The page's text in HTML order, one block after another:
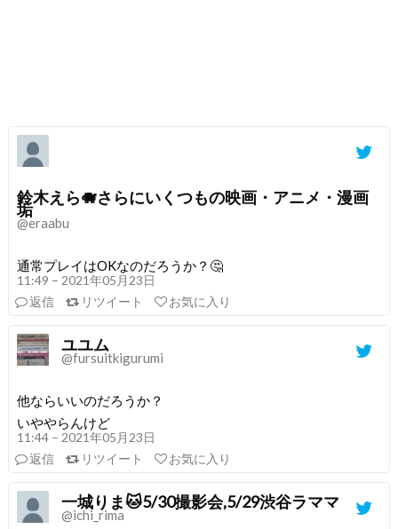
鈴木えら🐗さらにいくつもの映画・アニメ・漫画
垢
@eraabu
通常プレイはOKなのだろうか？🤔
11:49 – 2021年05月23日
返信
リツイート お気に入り
ユユム
@fursuitkigurumi
他ならいいのだろうか？
いややらんけど
11:44 – 2021年05月23日
返信
リツイート お気に入り
一城りま🐱5/30撮影会,5/29渋谷ラママ
@ichi_rima